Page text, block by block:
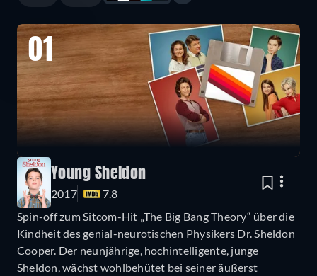
01
Young Sheldon
2017
7.8
Spin-off zum Sitcom-Hit „The Big Bang Theory“ über die
Kindheit des genial-neurotischen Physikers Dr. Sheldon
Cooper. Der neunjährige, hochintelligente, junge
Sheldon, wächst wohlbehütet bei seiner äußerst